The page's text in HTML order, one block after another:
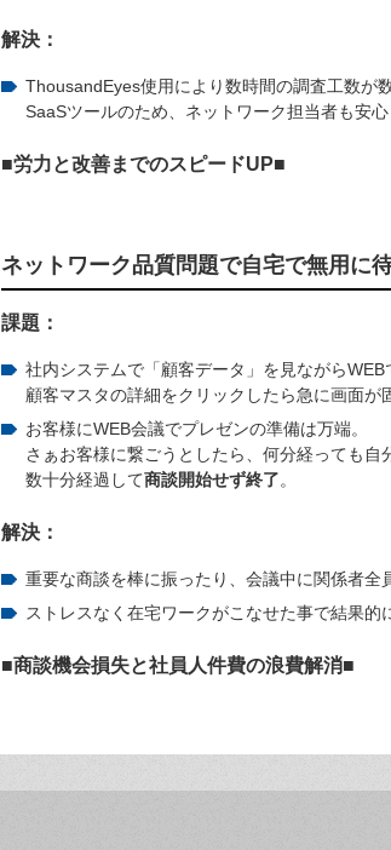
解決：
ThousandEyes使用により数時間の調査工数が
SaaSツールのため、ネットワーク担当者も安心
■労力と改善までのスピードUP■
ネットワーク品質問題で自宅で無用に
課題：
社内システムで「顧客データ」を見ながらWEB
顧客マスタの詳細をクリックしたら急に画面が
お客様にWEB会議でプレゼンの準備は万端。
さぁお客様に繋ごうとしたら、何分経っても自
数十分経過して商談開始せず終了。
解決：
重要な商談を棒に振ったり、会議中に関係者全
ストレスなく在宅ワークがこなせた事で結果的
■商談機会損失と社員人件費の浪費解消■